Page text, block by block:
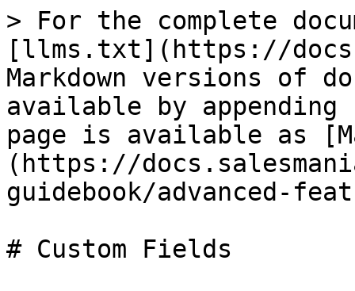
> For the complete
[llms.txt](https://
Markdown versions of
available by
page is available as
(https://
guidebook/advanced-
# Custom Fields